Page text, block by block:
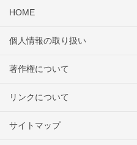
HOME
個人情報の取り扱い
著作権について
リンクについて
サイトマップ